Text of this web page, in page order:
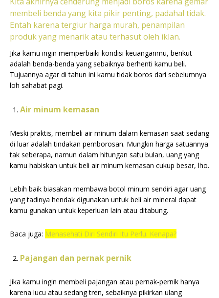
membeli benda yang kita pikir penting, padahal tidak.
Entah karena tergiur harga murah, penampilan
produk yang menarik atau terhasut oleh iklan.
Jika kamu ingin memperbaiki kondisi keuanganmu, berikut
adalah benda-benda yang sebaiknya berhenti kamu beli.
Tujuannya agar di tahun ini kamu tidak boros dari sebelumnya
loh sahabat pagi.
Air minum kemasan
Meski praktis, membeli air minum dalam kemasan saat sedang
di luar adalah tindakan pemborosan. Mungkin harga satuannya
tak seberapa, namun dalam hitungan satu bulan, uang yang
kamu habiskan untuk beli air minum kemasan cukup besar, lho.
Lebih baik biasakan membawa botol minum sendiri agar uang
yang tadinya hendak digunakan untuk beli air mineral dapat
kamu gunakan untuk keperluan lain atau ditabung.
Baca juga: Menasehati Diri Sendiri Itu Perlu. Kenapa?
Pajangan dan pernak pernik
Jika kamu ingin membeli pajangan atau pernak-pernik hanya
karena lucu atau sedang tren, sebaiknya pikirkan ulang